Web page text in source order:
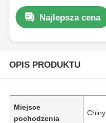
Najlepsza cena
OPIS PRODUKTU
Miejsce
pochodzenia
Chiny